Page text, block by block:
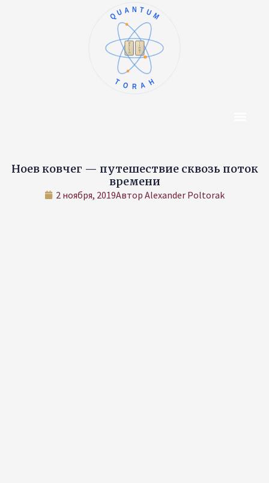
א
ב
ג
ד
ה
ו
ז
ח
ט
י
QUANTUM
TORAH
Ноев ковчег — путешествие сквозь поток
времени
2 ноября, 2019Автор Alexander Poltorak